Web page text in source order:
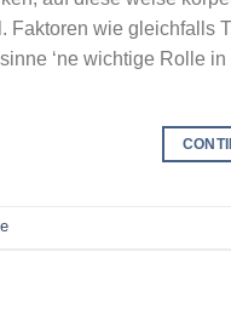
Faktoren wie gleichfalls
‘ne wichtige Rolle